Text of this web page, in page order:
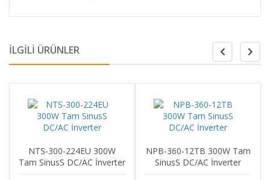
İLGİLİ ÜRÜNLER
NTS-300-224EU 300W
Tam SinusS DC/AC İnverter
NPB-360-12TB 300W Tam
SinusS DC/AC İnverter